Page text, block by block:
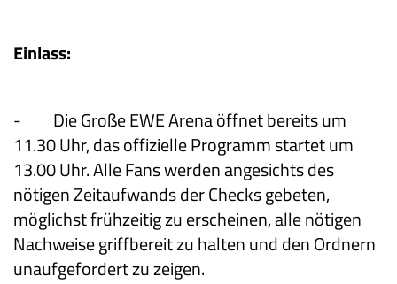
Einlass:
-
Die Große EWE Arena öffnet bereits um
11.30 Uhr, das offizielle Programm startet um
13.00 Uhr. Alle Fans werden angesichts des
nötigen Zeitaufwands der Checks gebeten,
möglichst frühzeitig zu erscheinen, alle nötigen
Nachweise griffbereit zu halten und den Ordnern
unaufgefordert zu zeigen.